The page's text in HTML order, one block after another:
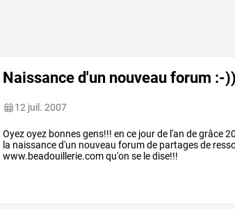
Naissance d'un nouveau forum :-
12 juil. 2007
Oyez oyez bonnes gens!!! en ce jour de l'an de grâce
la naissance d'un nouveau forum de partages de
www.beadouillerie.com qu'on se le dise!!!